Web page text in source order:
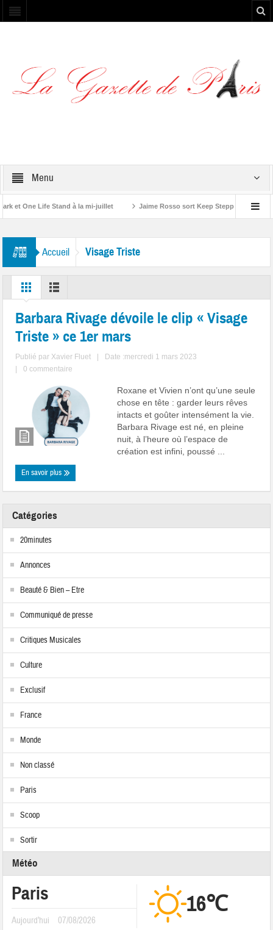
Menu
et One Life Stand à la mi-juillet Jaime Rosso sort Keep Stepping, son
Accueil Visage Triste
Barbara Rivage dévoile le clip « Visage
Triste » ce 1er mars
Publié par Xavier Fluet
Date :mercredi 1 mars 2023
0 commentaire
Roxane et Vivien n’ont qu’une seule
chose en tête : garder leurs rêves
intacts et goûter intensément la vie.
Barbara Rivage est né, en pleine
nuit, à l’heure où l’espace de
création est infini, poussé ...
En savoir plus
Catégories
20minutes
Annonces
Beauté & Bien – Etre
Communiqué de presse
Critiques Musicales
Culture
Exclusif
France
Monde
Non classé
Paris
Scoop
Sortir
Météo
Paris
Aujourd'hui 07/08/2026
16℃